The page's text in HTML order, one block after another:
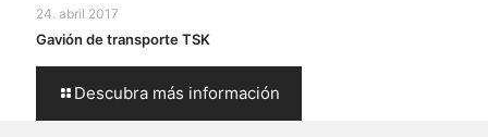
24. abril 2017
Gavión de transporte TSK
Descubra más información